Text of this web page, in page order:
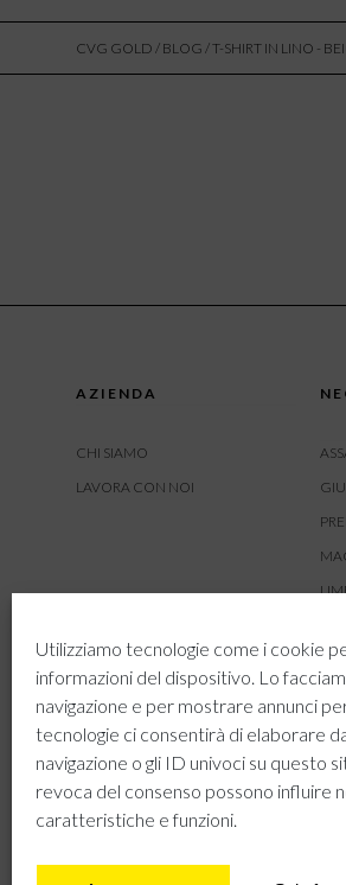
Utilizziamo tecnologie come i cookie
informazioni del dispositivo. Lo
navigazione e per mostrare annunci
tecnologie ci consentirà di elaborare
navigazione o gli ID univoci su questo
revoca del consenso possono influire
caratteristiche e funzioni.
CVG GOLD / BLOG / T-SHIRT IN LINO -
AZIENDA
CHI SIAMO
LAVORA CON NOI